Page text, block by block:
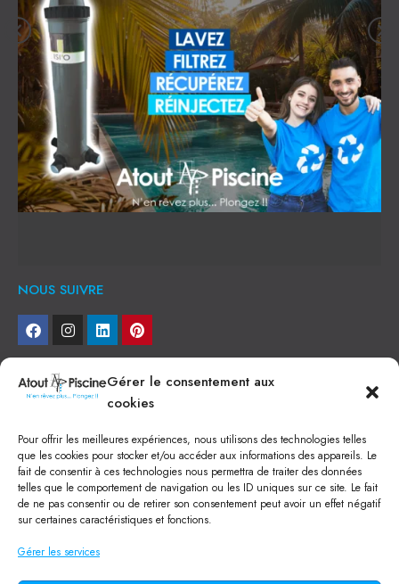
Gérer le consentement aux
cookies
Pour offrir les meilleures expériences, nous utilisons des technologies telles
que les cookies pour stocker et/ou accéder aux informations des appareils. Le
fait de consentir à ces technologies nous permettra de traiter des données
telles que le comportement de navigation ou les ID uniques sur ce site. Le fait
de ne pas consentir ou de retirer son consentement peut avoir un effet négatif
sur certaines caractéristiques et fonctions.
Gérer les services
NOUS SUIVRE
NEWSLETTER
Je veux recevoir toute l'actu
NOS SERVICES
Construction de piscine béton à Narbonne
Piscine coque à Narbonne
Acheter SPA à Narbonne
Pisciniste Narbonne
Mini piscine